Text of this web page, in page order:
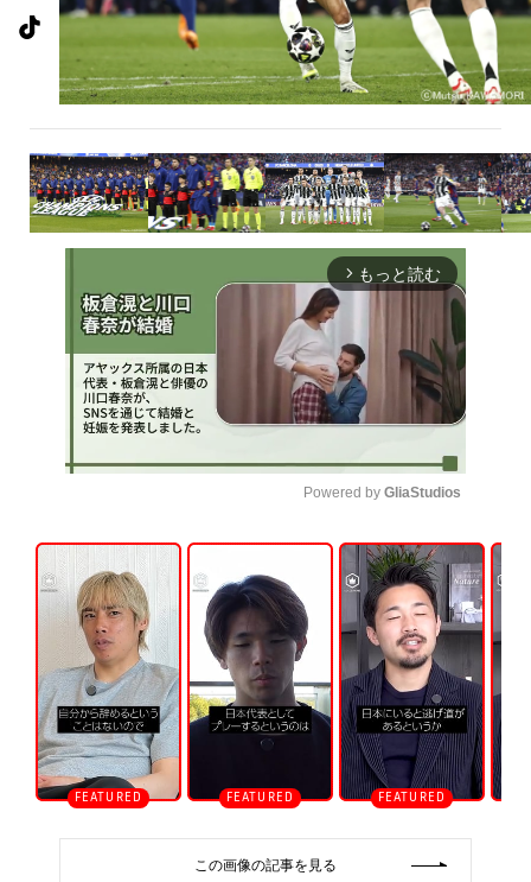
arrow_forward_ios もっと読む
n
m
u
t
e
Powered by GliaStudios
この画像の記事を見る